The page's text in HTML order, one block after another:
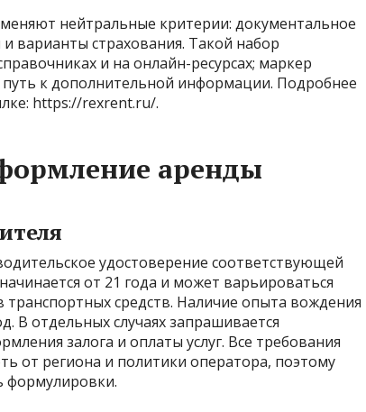
нейтральные критерии: документальное
варианты страхования. Такой набор
и на онлайн-ресурсах; маркер
к дополнительной информации. Подробнее
https://rexrent.ru/.
аренды
удостоверение соответствующей
от 21 года и может варьироваться
транспортных средств. Наличие опыта вождения
В отдельных случаях запрашивается
залога и оплаты услуг. Все требования
от региона и политики оператора, поэтому
формулировки.